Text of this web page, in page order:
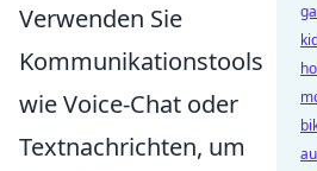
Verwenden Sie
Kommunikationstools
wie Voice-Chat oder
Textnachrichten, um